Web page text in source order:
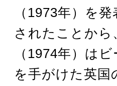
（1973年）を
されたことか
（1974年）は
を手がけた英国